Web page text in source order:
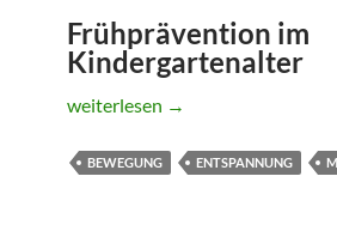
Frühprävention im
Kindergartenalter
Fitness für Kids
weiterlesen →
BEWEGUNG ENTSPANNUNG